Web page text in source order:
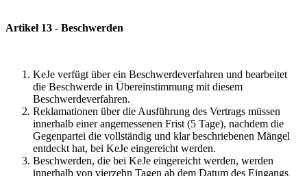
Artikel 13 - Beschwerden
KeJe verfügt über ein Beschwerdeverfahren und bearbeitet
die Beschwerde in Übereinstimmung mit diesem
Beschwerdeverfahren.
Reklamationen über die Ausführung des Vertrags müssen
innerhalb einer angemessenen Frist (5 Tage), nachdem die
Gegenpartei die vollständig und klar beschriebenen Mängel
entdeckt hat, bei KeJe eingereicht werden.
Beschwerden, die bei KeJe eingereicht werden, werden
innerhalb von vierzehn Tagen ab dem Datum des Eingangs